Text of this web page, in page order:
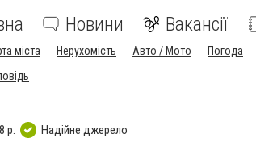
Новини Вакансії
міста Нерухомість Авто / Мото Погода
р. Надійне джерело